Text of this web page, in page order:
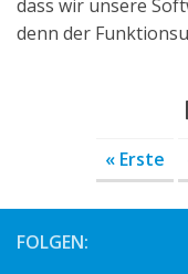
dass wir unsere
denn der
« Erste
FOLGEN: